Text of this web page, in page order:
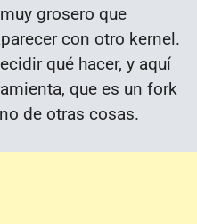
grosero que
con otro kernel.
qué hacer, y aquí
que es un fork
de otras cosas.